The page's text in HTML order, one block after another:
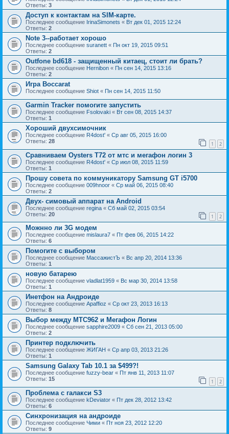
Ответы: 3
Доступ к контактам на SIM-карте.
Последнее сообщение IrinaSimonets « Вт дек 01, 2015 12:24
Ответы: 2
Note 3--работает хорошо
Последнее сообщение suranett « Пн окт 19, 2015 09:51
Ответы: 2
Outfone bd618 - защищенный китаец, стоит ли брать?
Последнее сообщение Hernibon « Пн сен 14, 2015 13:16
Ответы: 2
Игра Boccarat
Последнее сообщение Shiot « Пн сен 14, 2015 11:50
Garmin Tracker помогите запустить
Последнее сообщение Fsolovaki « Вт сен 08, 2015 14:37
Ответы: 1
Хороший двухсимочник
Последнее сообщение R4dost' « Ср авг 05, 2015 16:00
Ответы: 28 1 2
Сравниваем Oysters T72 от мтс и мегафон логин 3
Последнее сообщение R4dost' « Ср июл 08, 2015 11:59
Ответы: 1
Прошу совета по коммуникатору Samsung GT i5700
Последнее сообщение 009hnoor « Ср май 06, 2015 08:40
Ответы: 2
Двух- симовый аппарат на Android
Последнее сообщение regina « Сб май 02, 2015 03:54
Ответы: 20 1 2
Можнно ли 3G модем
Последнее сообщение mislaura7 « Пт фев 06, 2015 14:22
Ответы: 6
Помогите с выбором
Последнее сообщение МассажистЪ « Вс апр 20, 2014 13:36
Ответы: 1
новую батарею
Последнее сообщение vladlat1959 « Вс мар 30, 2014 13:58
Ответы: 1
Инетфон на Андроиде
Последнее сообщение Apaffioz « Ср окт 23, 2013 16:13
Ответы: 8
Выбор между МТС962 и Мегафон Логин
Последнее сообщение sapphire2009 « Сб сен 21, 2013 05:00
Ответы: 2
Принтер подключить
Последнее сообщение ЖИГАН « Ср апр 03, 2013 21:26
Ответы: 1
Samsung Galaxy Tab 10.1 за $499?!
Последнее сообщение fuzzy-bear « Пт янв 11, 2013 11:07
Ответы: 15 1 2
Проблема с галакси S3
Последнее сообщение kDeviator « Пт дек 28, 2012 13:42
Ответы: 6
Синхронизация на андроиде
Последнее сообщение Чими « Пт ноя 23, 2012 12:20
Ответы: 9